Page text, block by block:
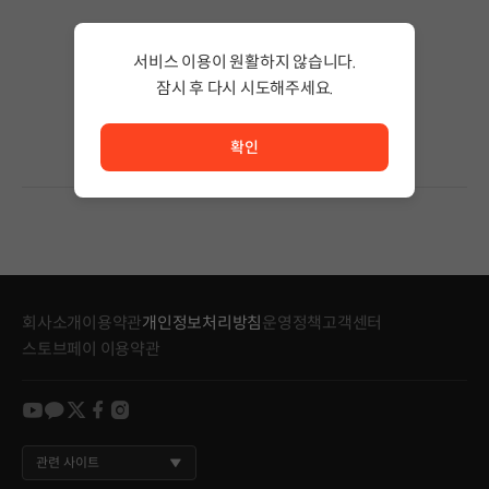
검색어의 단어 수를 줄이거나 필터조건을 변경하세요.
회사소개이용약관개인정보처리방침 운영정책고객센터
스토브페이 이용약관
youtube
kakao
twitter
facebook
instagram
관련 사이트
서비스 이용이 원활하지 않습니다.
잠시 후 다시 시도해주세요.
확인